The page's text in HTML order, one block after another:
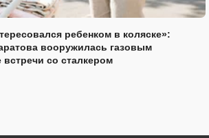
ребенком в коляске»:
вооружилась газовым
со сталкером